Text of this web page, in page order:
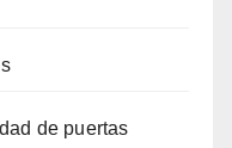
de puertas